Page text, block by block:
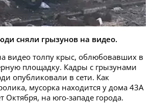
сняли грызунов на видео.
видео толпу крыс, облюбовавших в
площадку. Кадры с грызунами
опубликовали в сети. Как
мусорка находится у дома 43А
Октября, на юго-западе города.